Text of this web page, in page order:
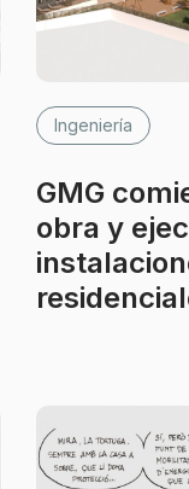
Ingeniería
GMG
obra y